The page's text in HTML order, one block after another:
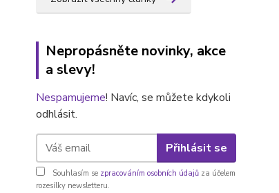
Nepropásněte novinky, akce
a slevy!
Nespamujeme! Navíc, se můžete kdykoli
odhlásit.
Přihlásit se
Souhlasím se zpracováním osobních údajů za účelem
rozesílky newsletteru.